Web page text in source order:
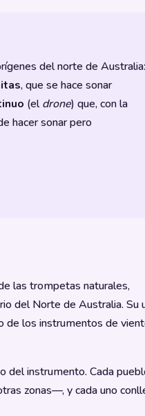
del norte de Australia:
, que se hace sonar
(eldrone) que, con la
hacer sonar pero
las trompetas naturales,
del Norte de Australia. Su
de los instrumentos de
del instrumento. Cada
zonas—, y cada uno